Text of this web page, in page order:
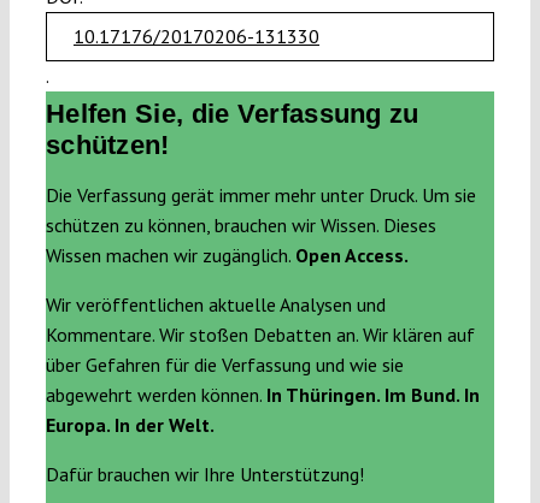
10.17176/20170206-131330
.
Helfen Sie, die Verfassung zu
schützen!
Die Verfassung gerät immer mehr unter Druck. Um sie
schützen zu können, brauchen wir Wissen. Dieses
Wissen machen wir zugänglich. Open Access.
Wir veröffentlichen aktuelle Analysen und
Kommentare. Wir stoßen Debatten an. Wir klären auf
über Gefahren für die Verfassung und wie sie
abgewehrt werden können. In Thüringen. Im Bund. In
Europa. In der Welt.
Dafür brauchen wir Ihre Unterstützung!